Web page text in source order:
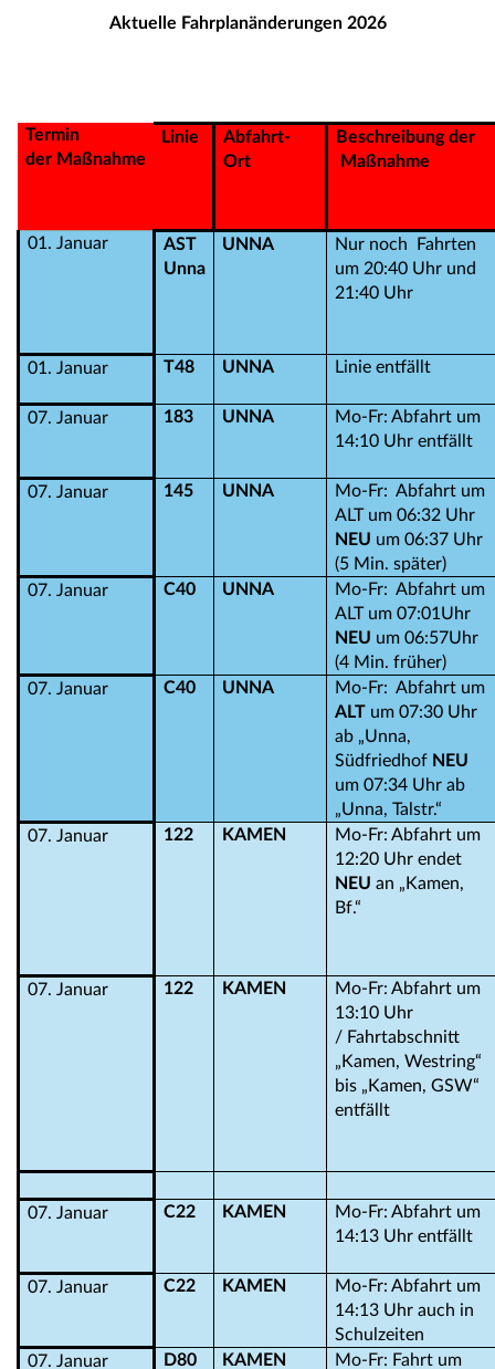
Aktuelle Fahrplanänderungen 2026
Termin
der Maßnahme
Linie
Abfahrt-
Ort
Beschreibung der
Maßnahme
01. Januar
AST
Unna
UNNA
Nur noch Fahrten
um 20:40 Uhr und
21:40 Uhr
01. Januar T48 UNNA Linie entfällt
07. Januar 183 UNNA
Mo-Fr: Abfahrt um
14:10 Uhr entfällt
07. Januar 145 UNNA
Mo-Fr: Abfahrt um
ALT um 06:32 Uhr
NEU um 06:37 Uhr
(5 Min. später)
07. Januar
C40 UNNA
Mo-Fr: Abfahrt um
ALT um 07:01Uhr
NEU um 06:57Uhr
(4 Min. früher)
07. Januar
C40 UNNA
Mo-Fr: Abfahrt um
ALT um 07:30 Uhr
ab „Unna,
Südfriedhof NEU
um 07:34 Uhr ab
„Unna, Talstr.“
07. Januar
122 KAMEN
Mo-Fr: Abfahrt um
12:20 Uhr endet
NEU an „Kamen,
Bf.“
07. Januar 122 KAMEN
Mo-Fr: Abfahrt um
13:10 Uhr
/ Fahrtabschnitt
„Kamen, Westring“
bis „Kamen, GSW“
entfällt
07. Januar C22 KAMEN
Mo-Fr: Abfahrt um
14:13 Uhr entfällt
07. Januar C22 KAMEN
Mo-Fr: Abfahrt um
14:13 Uhr auch in
Schulzeiten
07. Januar
D80 KAMEN Mo-Fr: Fahrt um